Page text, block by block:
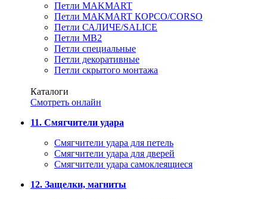
Петли MAKMART
Петли MAKMART КОРСО/CORSO
Петли САЛИЧЕ/SALICE
Петли MB2
Петли специальные
Петли декоративные
Петли скрытого монтажа
Каталоги
Смотреть онлайн
11. Смягчители удара
Смягчители удара для петель
Смягчители удара для дверей
Cмягчители удара самоклеящиеся
12. Защелки, магниты